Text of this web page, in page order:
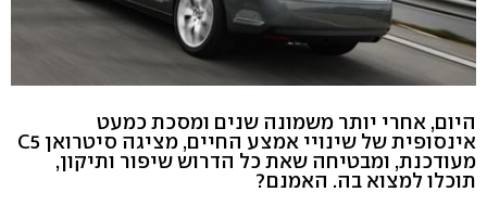
היום, אחרי יותר משמונה שנים ומסכת כמעט
אינסופית של שינויי אמצע החיים, מציגה סיטרואן C5
מעודכנת, ומבטיחה שאת כל הדרוש שיפור ותיקון,
תוכלו למצוא בה. האמנם?